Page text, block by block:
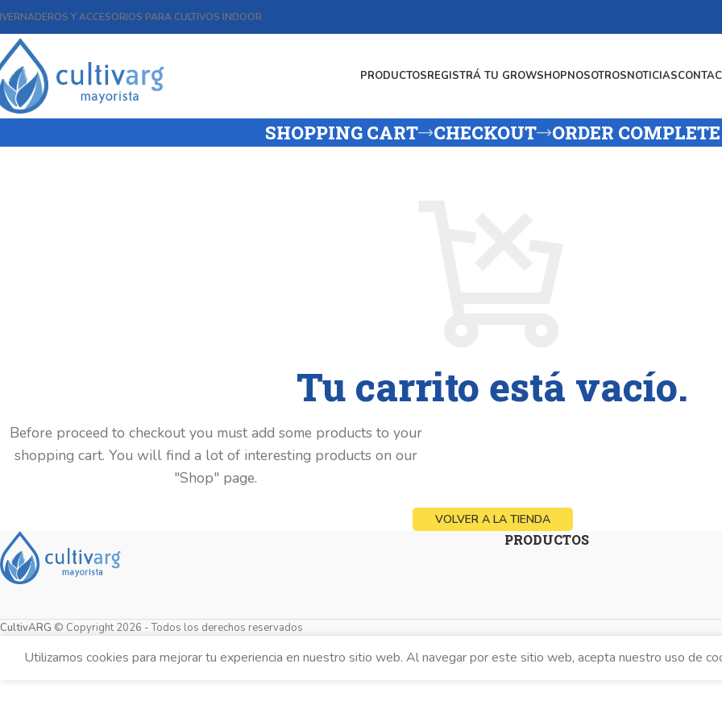
Y ACCESORIOS PARA CULTIVOS INDOOR
PRODUCTOSREGISTRÁ TU GROWSHOPNOSOTROSNOTICIAS
SHOPPING CART CHECKOUT ORDER COMPLETE
Tu carrito está vacío.
Before proceed to checkout you must add some products to your
shopping cart. You will find a lot of interesting products on our
"Shop" page.
VOLVER A LA TIENDA
PRODUCTOS
CultivARG © Copyright 2026 - Todos los derechos reservados
Utilizamos cookies para mejorar tu experiencia en nuestro sitio web. Al navegar por este sitio web, acepta nuestro uso de